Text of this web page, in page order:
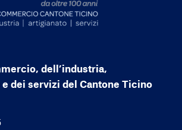
dell’industria,
e dei servizi del Cantone Ticino